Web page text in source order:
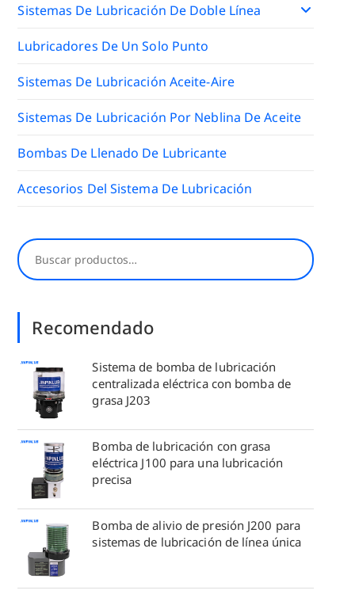
Sistemas De Lubricación De Doble Línea
Lubricadores De Un Solo Punto
Sistemas De Lubricación Aceite-Aire
Sistemas De Lubricación Por Neblina De Aceite
Bombas De Llenado De Lubricante
Accesorios Del Sistema De Lubricación
Buscar
Recomendado
Sistema de bomba de lubricación
centralizada eléctrica con bomba de
grasa J203
Bomba de lubricación con grasa
eléctrica J100 para una lubricación
precisa
Bomba de alivio de presión J200 para
sistemas de lubricación de línea única